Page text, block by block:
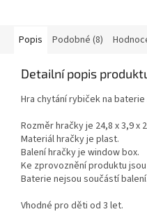
Popis Podobné (8)
Detailní popis
Hra chytání rybiček na baterie
Rozměr hračky je 24,8 x 3,9 x
Materiál hračky je plast.
Balení hračky je window box.
Ke zprovoznění produktu
Baterie nejsou součástí balení.
Vhodné pro děti od 3 let.